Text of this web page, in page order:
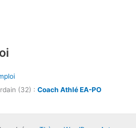
(32) : Coach Athlé EA-PO